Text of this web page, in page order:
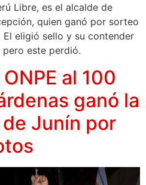
Libre, es el alcalde de
quien ganó por sorteo
eligió sello y su contender
pero este perdió.
al 100
ganó la
Junín por